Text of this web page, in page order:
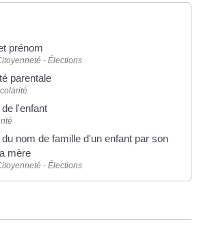
prénom
- Élections
parentale
l'enfant
nom de famille d'un enfant par son
mère
- Élections